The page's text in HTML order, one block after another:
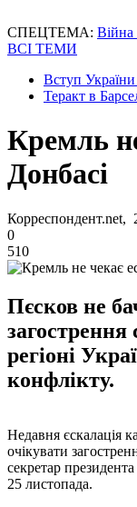
СПЕЦТЕМА: Війна
ВСІ ТЕМИ
Вступ
Теракт в
Кремль
Донбасі
Корреспондент.net,
0
510
Пєсков не
загострення
регіоні
конфлікту.
Недавня єскалація
очікувати
секретар
25 листопада.